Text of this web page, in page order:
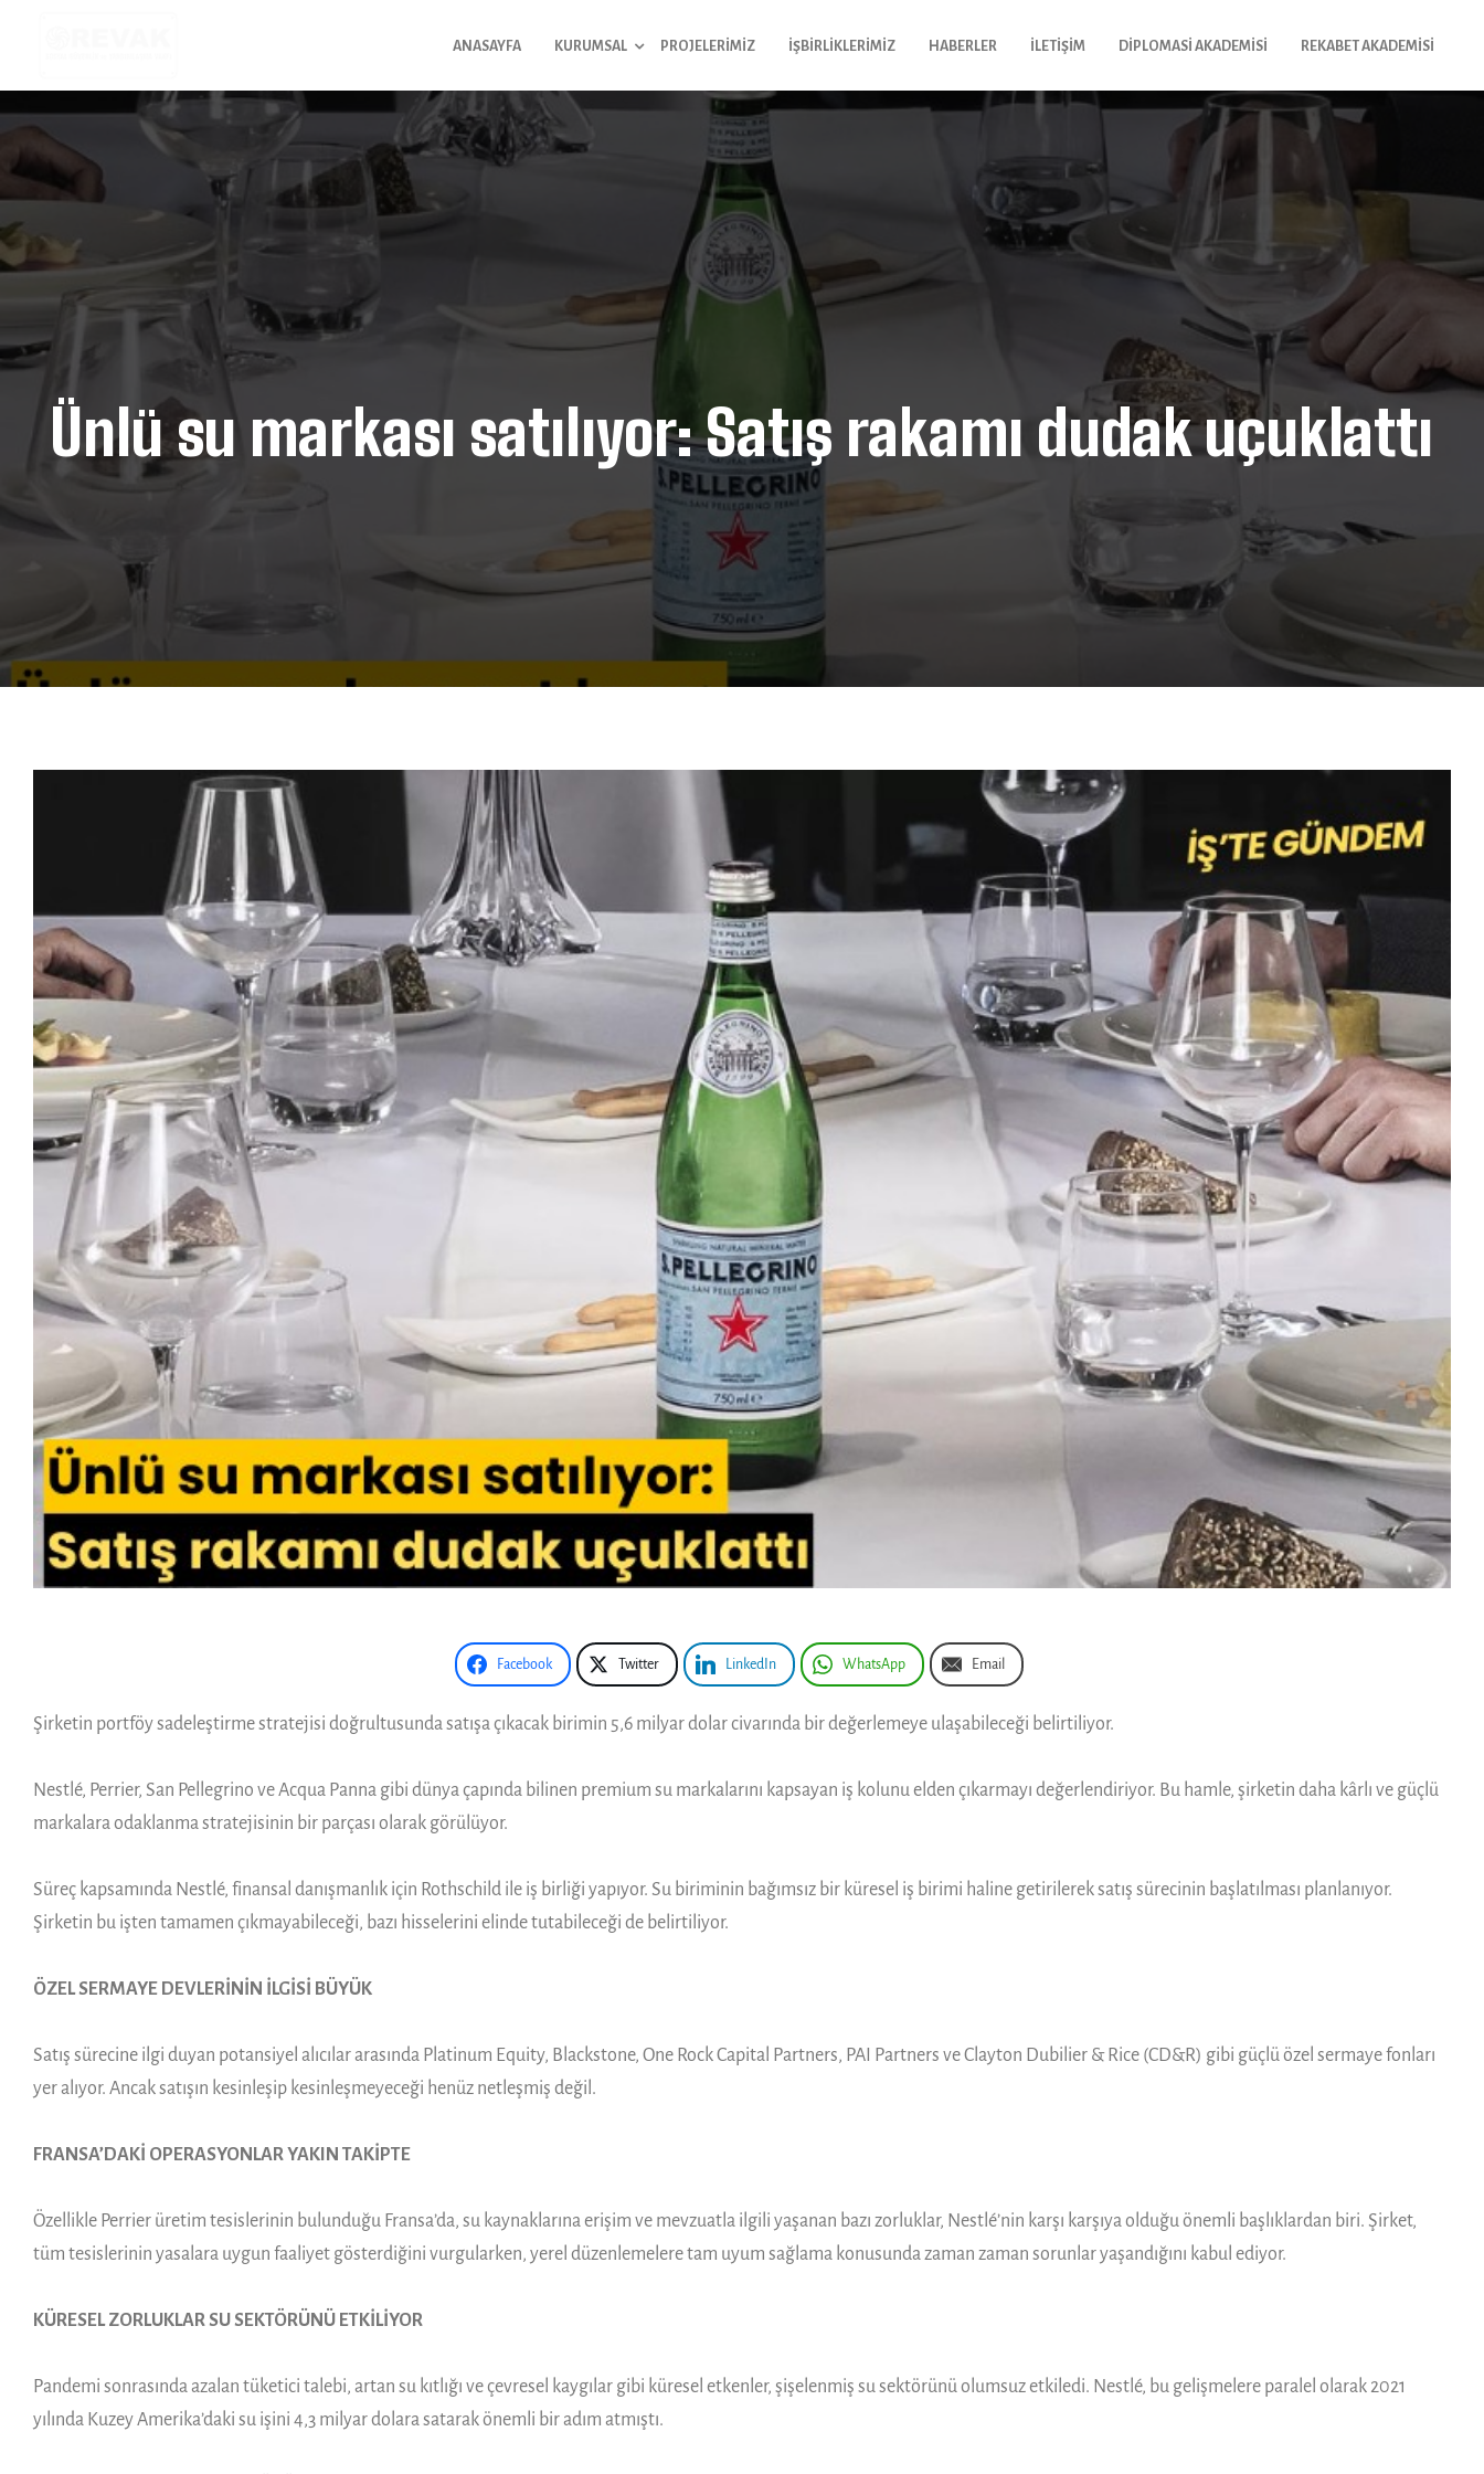
ANASAYFA KURUMSAL PROJELERIMIZ İŞBIRLIKLERIMIZ HABERLER İLETIŞIM DIPLOMASI AKADEMISI REKABET AKADEMISI
Ünlü su markası satılıyor: Satış rakamı dudak uçuklattı
Facebook Twitter LinkedIn WhatsApp Email
Şirketin portföy sadeleştirme stratejisi doğrultusunda satışa çıkacak birimin 5,6 milyar dolar civarında bir değerlemeye ulaşabileceği belirtiliyor.
Nestlé, Perrier, San Pellegrino ve Acqua Panna gibi dünya çapında bilinen premium su markalarını kapsayan iş kolunu elden çıkarmayı değerlendiriyor. Bu hamle, şirketin daha kârlı ve güçlü
markalara odaklanma stratejisinin bir parçası olarak görülüyor.
Süreç kapsamında Nestlé, finansal danışmanlık için Rothschild ile iş birliği yapıyor. Su biriminin bağımsız bir küresel iş birimi haline getirilerek satış sürecinin başlatılması planlanıyor.
Şirketin bu işten tamamen çıkmayabileceği, bazı hisselerini elinde tutabileceği de belirtiliyor.
ÖZEL SERMAYE DEVLERİNİN İLGİSİ BÜYÜK
Satış sürecine ilgi duyan potansiyel alıcılar arasında Platinum Equity, Blackstone, One Rock Capital Partners, PAI Partners ve Clayton Dubilier & Rice (CD&R) gibi güçlü özel sermaye fonları
yer alıyor. Ancak satışın kesinleşip kesinleşmeyeceği henüz netleşmiş değil.
FRANSA’DAKİ OPERASYONLAR YAKIN TAKİPTE
Özellikle Perrier üretim tesislerinin bulunduğu Fransa’da, su kaynaklarına erişim ve mevzuatla ilgili yaşanan bazı zorluklar, Nestlé’nin karşı karşıya olduğu önemli başlıklardan biri. Şirket,
tüm tesislerinin yasalara uygun faaliyet gösterdiğini vurgularken, yerel düzenlemelere tam uyum sağlama konusunda zaman zaman sorunlar yaşandığını kabul ediyor.
KÜRESEL ZORLUKLAR SU SEKTÖRÜNÜ ETKİLİYOR
Pandemi sonrasında azalan tüketici talebi, artan su kıtlığı ve çevresel kaygılar gibi küresel etkenler, şişelenmiş su sektörünü olumsuz etkiledi. Nestlé, bu gelişmelere paralel olarak 2021
yılında Kuzey Amerika’daki su işini 4,3 milyar dolara satarak önemli bir adım atmıştı.